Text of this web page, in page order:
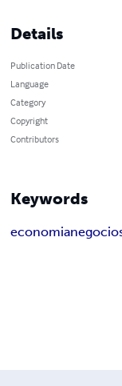
Details
Publication Date
Language
Category
Copyright
Contributors
Keywords
economia